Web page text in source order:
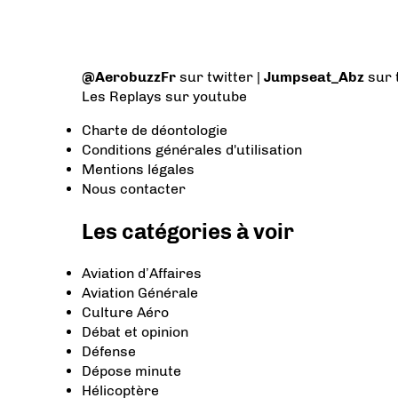
@AerobuzzFr sur twitter | Jumpseat_Abz sur
Les Replays sur youtube
Charte de déontologie
Conditions générales d'utilisation
Mentions légales
Nous contacter
Les catégories à voir
Aviation d’Affaires
Aviation Générale
Culture Aéro
Débat et opinion
Défense
Dépose minute
Hélicoptère